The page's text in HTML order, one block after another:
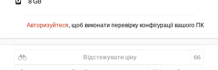
8 GB
Авторизуйтеся, щоб виконати перевірку конфігурації вашого ПК
Відстежувати ціну 66